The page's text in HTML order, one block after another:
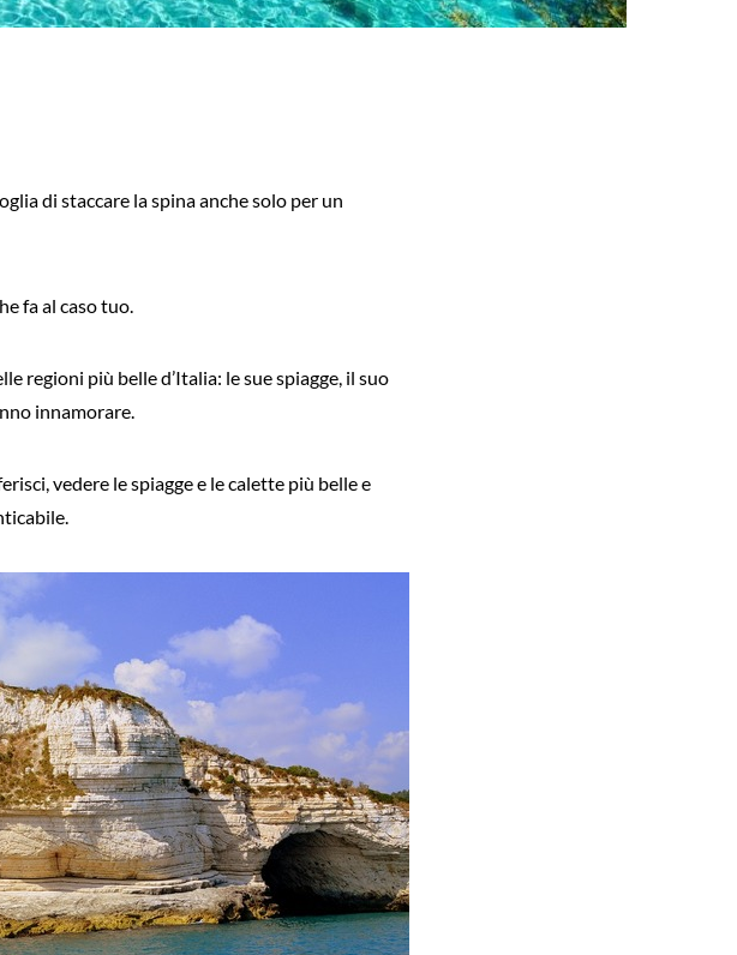
di staccare la spina anche solo per un
fa al caso tuo.
regioni più belle d’Italia: le sue spiagge, il suo
innamorare.
vedere le spiagge e le calette più belle e